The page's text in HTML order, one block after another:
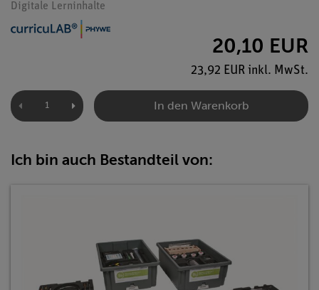
Digitale Lerninhalte
20,10 EUR
23,92 EUR inkl. MwSt.
In den Warenkorb
Ich bin auch Bestandteil von: